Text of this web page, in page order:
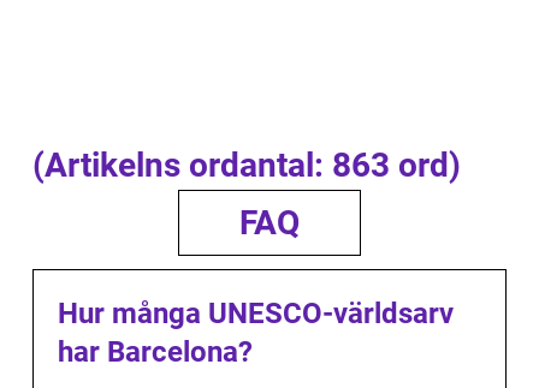
(Artikelns ordantal: 863 ord)
FAQ
Hur många UNESCO-världsarv
har Barcelona?